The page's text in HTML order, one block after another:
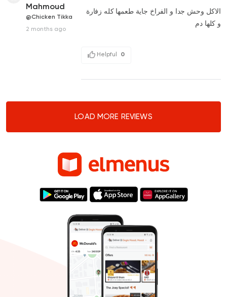
Mahmoud
@Chicken Tikka
2 months ago
الاكل وحش جدا و الفراخ جاية طعمها كله زفارة
و كلها دم
Helpful 0
LOAD MORE REVIEWS